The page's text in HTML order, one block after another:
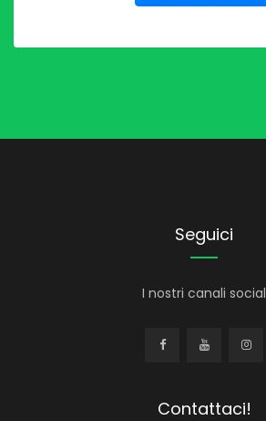
Seguici
I nostri canali social
Contattaci!